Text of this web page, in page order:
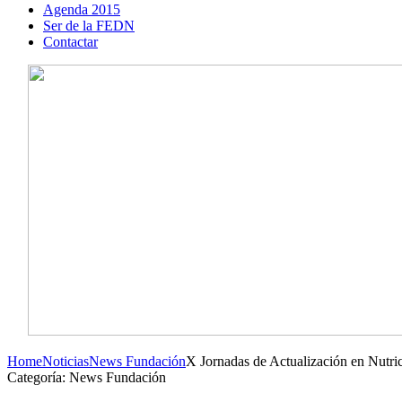
Agenda 2015
Ser de la FEDN
Contactar
HomeNoticiasNews FundaciónX Jornadas de Actualización en
Categoría: News Fundación